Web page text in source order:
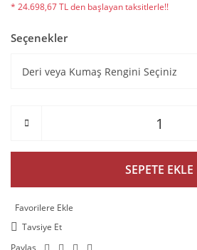
* 24.698,67 TL den başlayan taksitlerle!!
Seçenekler
SEPETE EKLE
Tavsiye Et
Paylaş